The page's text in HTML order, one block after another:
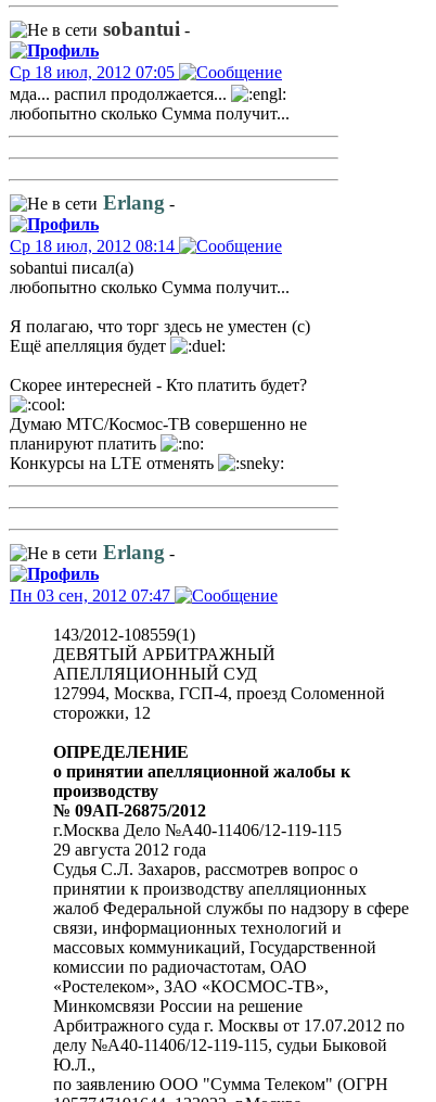
sobantui -
Ср 18 июл, 2012 07:05
мда... распил продолжается...
любопытно сколько Сумма получит...
Erlang -
Ср 18 июл, 2012 08:14
sobantui писал(а)
любопытно сколько Сумма получит...
Я полагаю, что торг здесь не уместен (с)
Ещё апелляция будет
Скорее интересней - Кто платить будет?
Думаю МТС/Космос-ТВ совершенно не
планируют платить
Конкурсы на LTE отменять
Erlang -
Пн 03 сен, 2012 07:47
143/2012-108559(1)
ДЕВЯТЫЙ АРБИТРАЖНЫЙ
АПЕЛЛЯЦИОННЫЙ СУД
127994, Москва, ГСП-4, проезд Соломенной
cторожки, 12
ОПРЕДЕЛЕНИЕ
о принятии апелляционной жалобы к
производству
№ 09АП-26875/2012
г.Москва Дело №А40-11406/12-119-115
29 августа 2012 года
Судья С.Л. Захаров, рассмотрев вопрос о
принятии к производству апелляционных
жалоб Федеральной службы по надзору в сфере
связи, информационных технологий и
массовых коммуникаций, Государственной
комиссии по радиочастотам, ОАО
«Ростелеком», ЗАО «КОСМОС-ТВ»,
Минкомсвязи России на решение
Арбитражного суда г. Москвы от 17.07.2012 по
делу №А40-11406/12-119-115, судьи Быковой
Ю.Л.,
по заявлению ООО "Сумма Телеком" (ОГРН